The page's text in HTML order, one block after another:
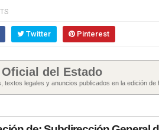
Twitter Pinterest
del Estado
textos legales y anuncios publicados en la edición de